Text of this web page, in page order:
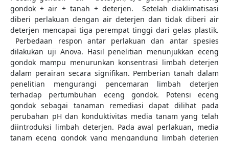
gondok + air + tanah + deterjen. Setelah diaklimatisasi
diberi perlakuan dengan air deterjen dan tidak diberi air
deterjen mencapai tiga perempat tinggi dari gelas plastik.
Perbedaan respon antar perlakuan dan antar spesies
dilakukan uji Anova. Hasil penelitian menunjukkan eceng
gondok mampu menurunkan konsentrasi limbah deterjen
dalam perairan secara signifikan. Pemberian tanah dalam
penelitian mengurangi pencemaran limbah deterjen
terhadap pertumbuhan eceng gondok. Potensi eceng
gondok sebagai tanaman remediasi dapat dilihat pada
perubahan pH dan konduktivitas media tanam yang telah
diintroduksi limbah deterjen. Pada awal perlakuan, media
tanam eceng gondok yang mengandung limbah deterjen